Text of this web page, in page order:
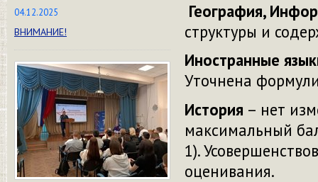
04.12.2025
ВНИМАНИЕ!
География,
структуры и
Иностранные
Уточнена
История – нет
максимальный
1).
оценивания.